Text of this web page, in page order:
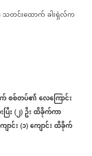
သတင်းထောက်ခါးရှဲလ်က
စစ်တပ်၏လေကြောင်း
ြီး (၂) ဦးထိခိုက်ကာ
ာင်း (၁) ကျောင်းထိခိုက်